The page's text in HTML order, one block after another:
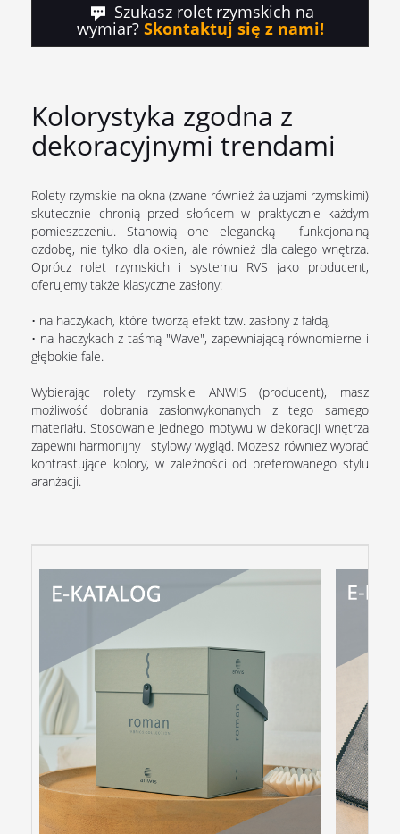
​ Szukasz rolet rzymskich na
wymiar? Skontaktuj się z nami!
Kolorystyka zgodna z
dekoracyjnymi trendami
Rolety rzymskie na okna (zwane również żaluzjami rzymskimi)
skutecznie chronią przed słońcem w praktycznie każdym
pomieszczeniu. Stanowią one elegancką i funkcjonalną
ozdobę, nie tylko dla okien, ale również dla całego wnętrza.
Oprócz rolet rzymskich i systemu RVS jako producent,
oferujemy także klasyczne zasłony:
• na haczykach, które tworzą efekt tzw. zasłony z fałdą,
• na haczykach z taśmą "Wave", zapewniającą równomierne i
głębokie fale.
Wybierając rolety rzymskie ANWIS (producent), masz
możliwość dobrania zasłonwykonanych z tego samego
materiału. Stosowanie jednego motywu w dekoracji wnętrza
zapewni harmonijny i stylowy wygląd. Możesz również wybrać
kontrastujące kolory, w zależności od preferowanego stylu
aranżacji.